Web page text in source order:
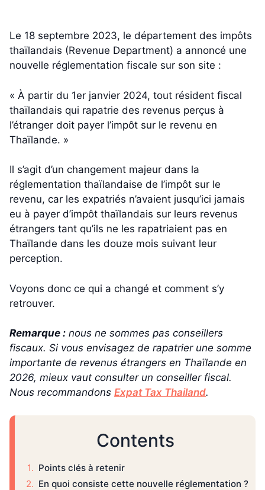
Le 18 septembre 2023, le département des impôts
thaïlandais (Revenue Department) a annoncé une
nouvelle réglementation fiscale sur son site :
« À partir du 1er janvier 2024, tout résident fiscal
thaïlandais qui rapatrie des revenus perçus à
l’étranger doit payer l’impôt sur le revenu en
Thaïlande. »
Il s’agit d’un changement majeur dans la
réglementation thaïlandaise de l’impôt sur le
revenu, car les expatriés n’avaient jusqu’ici jamais
eu à payer d’impôt thaïlandais sur leurs revenus
étrangers tant qu’ils ne les rapatriaient pas en
Thaïlande dans les douze mois suivant leur
perception.
Voyons donc ce qui a changé et comment s’y
retrouver.
Remarque : nous ne sommes pas conseillers
fiscaux. Si vous envisagez de rapatrier une somme
importante de revenus étrangers en Thaïlande en
2026, mieux vaut consulter un conseiller fiscal.
Nous recommandons Expat Tax Thailand.
Contents
Points clés à retenir
En quoi consiste cette nouvelle réglementation ?